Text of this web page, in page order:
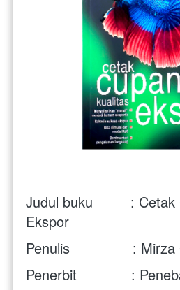
Judul buku         : Cetak
Ekspor
Penulis               : Mirza
Penerbit             :